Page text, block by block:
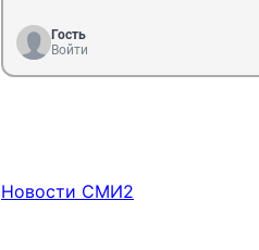
Гость
Войти
Новости СМИ2